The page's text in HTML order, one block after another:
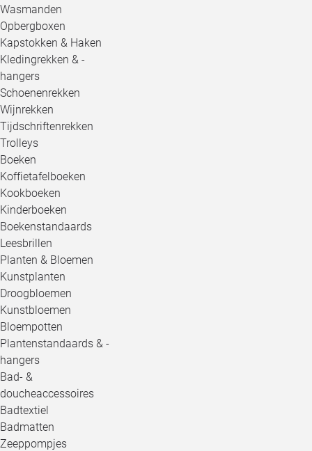
Wasmanden
Opbergboxen
Kapstokken & Haken
Kledingrekken & -
hangers
Schoenenrekken
Wijnrekken
Tijdschriftenrekken
Trolleys
Boeken
Koffietafelboeken
Kookboeken
Kinderboeken
Boekenstandaards
Leesbrillen
Planten & Bloemen
Kunstplanten
Droogbloemen
Kunstbloemen
Bloempotten
Plantenstandaards & -
hangers
Bad- &
doucheaccessoires
Badtextiel
Badmatten
Zeeppompjes